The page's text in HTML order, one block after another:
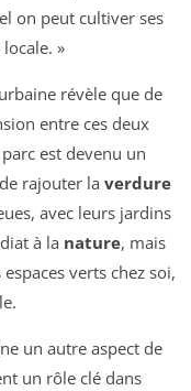
on peut cultiver ses
locale. »
révèle que de
entre ces deux
est devenu un
rajouter la verdure
avec leurs jardins
à la nature, mais
verts chez soi,
un autre aspect de
un rôle clé dans